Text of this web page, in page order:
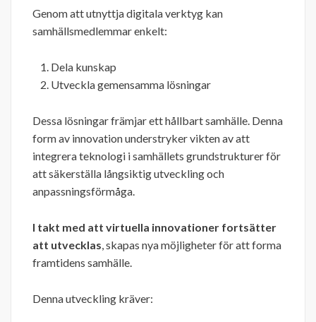
Genom att utnyttja digitala verktyg kan
samhällsmedlemmar enkelt:
Dela kunskap
Utveckla gemensamma lösningar
Dessa lösningar främjar ett hållbart samhälle. Denna
form av innovation understryker vikten av att
integrera teknologi i samhällets grundstrukturer för
att säkerställa långsiktig utveckling och
anpassningsförmåga.
I takt med att virtuella innovationer fortsätter
att utvecklas, skapas nya möjligheter för att forma
framtidens samhälle.
Denna utveckling kräver: